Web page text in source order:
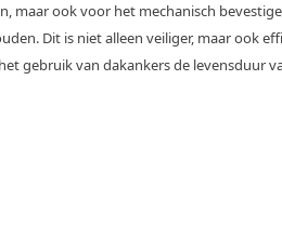
maar ook voor het mechanisch
Dit is niet alleen veiliger, maar ook
gebruik van dakankers de levensduur